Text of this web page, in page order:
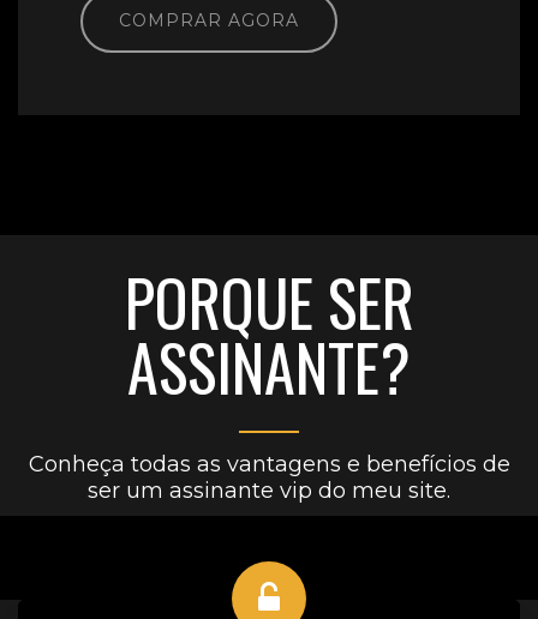
COMPRAR AGORA
PORQUE SER
ASSINANTE?
Conheça todas as vantagens e benefícios de
ser um assinante vip do meu site.